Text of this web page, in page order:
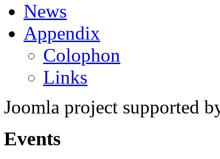
News
Appendix
Colophon
Links
Joomla project supported
Events